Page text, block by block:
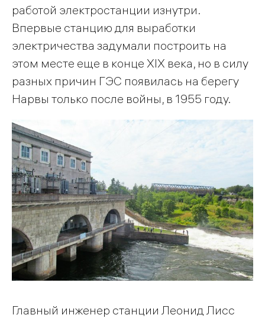
работой электростанции изнутри.
Впервые станцию для выработки
электричества задумали построить на
этом месте еще в конце XIX века, но в силу
разных причин ГЭС появилась на берегу
Нарвы только после войны, в 1955 году.
Главный инженер станции Леонид Лисс